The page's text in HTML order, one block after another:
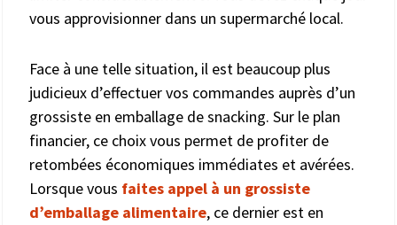
vous approvisionner dans un supermarché local.
Face à une telle situation, il est beaucoup plus
judicieux d’effectuer vos commandes auprès d’un
grossiste en emballage de snacking. Sur le plan
financier, ce choix vous permet de profiter de
retombées économiques immédiates et avérées.
Lorsque vous faites appel à un grossiste
d’emballage alimentaire, ce dernier est en